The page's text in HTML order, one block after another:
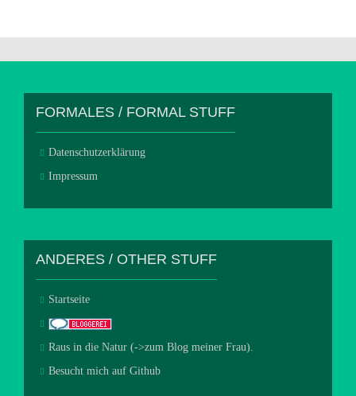
FORMALES / FORMAL STUFF
Datenschutzerklärung
Impressum
ANDERES / OTHER STUFF
Startseite
Raus in die Natur (->zum Blog meiner Frau).
Besucht mich auf Github